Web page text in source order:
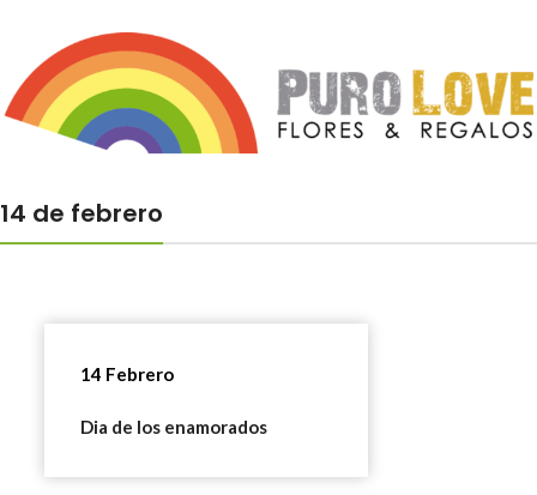
14 de febrero
14 Febrero
Dia de los enamorados